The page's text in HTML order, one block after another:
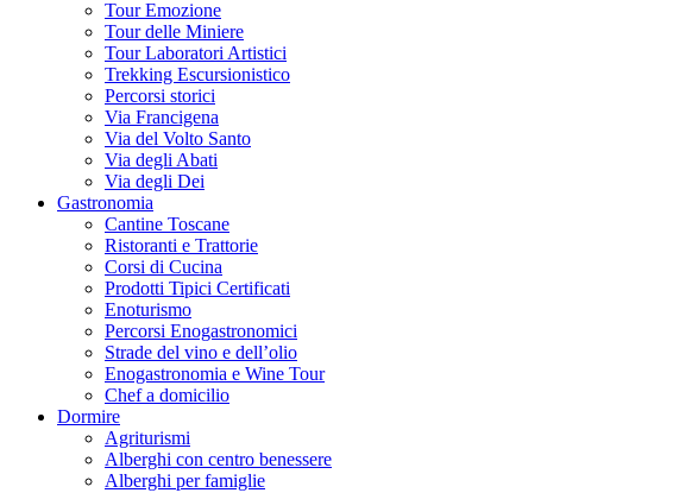
Tour Emozione
Tour delle Miniere
Tour Laboratori Artistici
Trekking Escursionistico
Percorsi storici
Via Francigena
Via del Volto Santo
Via degli Abati
Via degli Dei
Gastronomia
Cantine Toscane
Ristoranti e Trattorie
Corsi di Cucina
Prodotti Tipici Certificati
Enoturismo
Percorsi Enogastronomici
Strade del vino e dell’olio
Enogastronomia e Wine Tour
Chef a domicilio
Dormire
Agriturismi
Alberghi con centro benessere
Alberghi per famiglie